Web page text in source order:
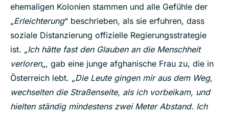
ehemaligen Kolonien stammen und alle Gefühle der
„Erleichterung“ beschrieben, als sie erfuhren, dass
soziale Distanzierung offizielle Regierungsstrategie
ist. „Ich hätte fast den Glauben an die Menschheit
verloren„, gab eine junge afghanische Frau zu, die in
Österreich lebt. „Die Leute gingen mir aus dem Weg,
wechselten die Straßenseite, als ich vorbeikam, und
hielten ständig mindestens zwei Meter Abstand. Ich